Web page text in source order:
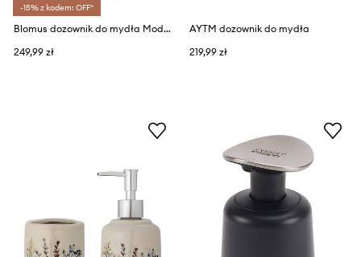
-15% z kodem: OFF*
Blomus dozownik do mydła Modo
249,99 zł
AYTM dozownik do mydła
219,99 zł